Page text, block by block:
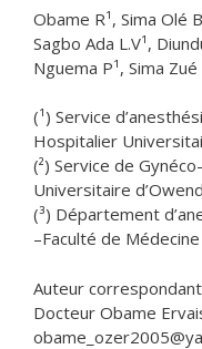
Obame R¹, Sima Olé
Sagbo Ada L.V¹,
Nguema P¹, Sima Zué
(¹) Service
Hospitalier
(²) Service de
Universitaire
(³) Département
–Faculté de
Auteur
Docteur Obame